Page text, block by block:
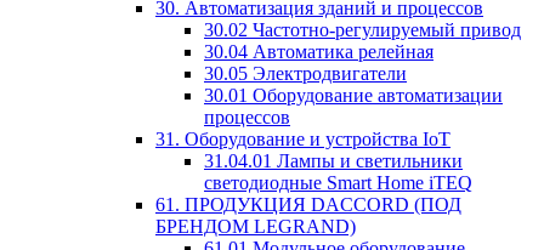
30. Автоматизация зданий и процессов
30.02 Частотно-регулируемый привод
30.04 Автоматика релейная
30.05 Электродвигатели
30.01 Оборудование автоматизации
процессов
31. Оборудование и устройства IoT
31.04.01 Лампы и светильники
светодиодные Smart Home iTEQ
61. ПРОДУКЦИЯ DACCORD (ПОД
БРЕНДОМ LEGRAND)